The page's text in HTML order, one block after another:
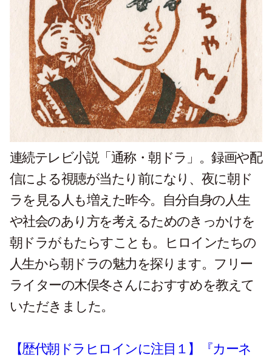
連続テレビ小説「通称・朝ドラ」。録画や配
信による視聴が当たり前になり、夜に朝ド
ラを見る人も増えた昨今。自分自身の人生
や社会のあり方を考えるためのきっかけを
朝ドラがもたらすことも。ヒロインたちの
人生から朝ドラの魅力を探ります。フリー
ライターの木俣冬さんにおすすめを教えて
いただきました。
【歴代朝ドラヒロインに注目１】『カーネ